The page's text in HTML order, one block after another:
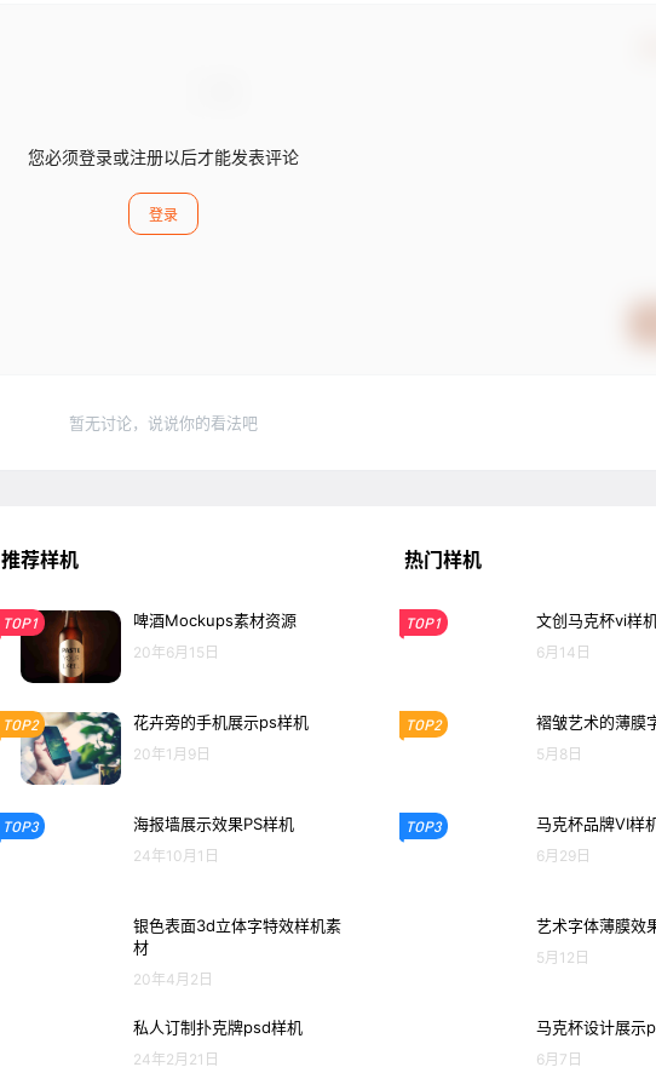
您必须登录或注册以后才能发表评论
登录
暂无讨论，说说你的看法吧
推荐样机
TOP1 啤酒Mockups素材资源
20年6月15日
TOP2 花卉旁的手机展示ps样机
20年1月9日
TOP3 海报墙展示效果PS样机
24年10月1日
银色表面3d立体字特效样机素
材
20年4月2日
私人订制扑克牌psd样机
24年2月21日
热门样机
TOP1 文创马克杯vi样
6月14日
TOP2 褶皱艺术的薄膜
5月8日
TOP3 马克杯品牌VI样
6月29日
艺术字体薄膜效
5月12日
马克杯设计展示
6月7日